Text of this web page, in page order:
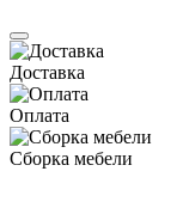
Доставка
Оплата
Сборка мебели